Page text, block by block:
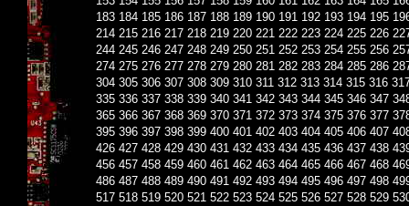
183 184 185 186 187 188 189 190 191 192 193 194 195
214 215 216 217 218 219 220 221 222 223 224 225 226
244 245 246 247 248 249 250 251 252 253 254 255 256
274 275 276 277 278 279 280 281 282 283 284 285 286
304 305 306 307 308 309 310 311 312 313 314 315 316
335 336 337 338 339 340 341 342 343 344 345 346 347
365 366 367 368 369 370 371 372 373 374 375 376 377
395 396 397 398 399 400 401 402 403 404 405 406 407
426 427 428 429 430 431 432 433 434 435 436 437 438
456 457 458 459 460 461 462 463 464 465 466 467 468
486 487 488 489 490 491 492 493 494 495 496 497 498
517 518 519 520 521 522 523 524 525 526 527 528 529